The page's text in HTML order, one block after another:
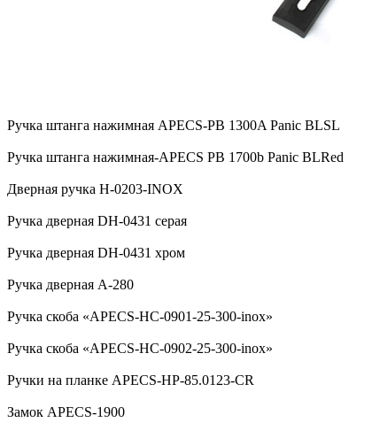
Ручка штанга нажимная APECS-PB 1300A Panic BLSL
Ручка штанга нажимная-APECS PB 1700b Panic BLRed
Дверная ручка H-0203-INOX
Ручка дверная DH-0431 серая
Ручка дверная DH-0431 хром
Ручка дверная А-280
Ручка скоба «APECS-HC-0901-25-300-inox»
Ручка скоба «APECS-HC-0902-25-300-inox»
Ручки на планке APECS-HP-85.0123-CR
Замок APECS-1900